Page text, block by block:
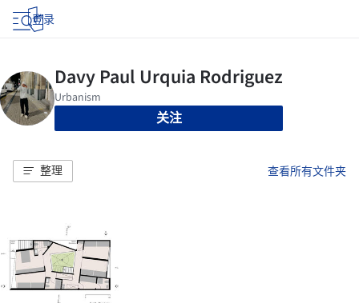
登录
关注
整理 查看所有文件夹